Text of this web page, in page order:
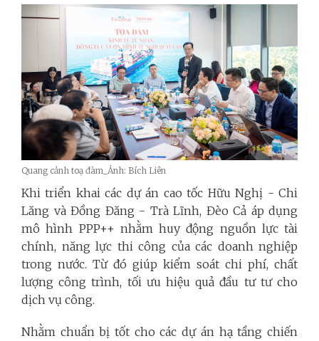
Quang cảnh toạ đàm_Ảnh: Bích Liên
Khi triển khai các dự án cao tốc Hữu Nghị - Chi
Lăng và Đồng Đăng - Trà Lĩnh, Đèo Cả áp dụng
mô hình PPP++ nhằm huy động nguồn lực tài
chính, năng lực thi công của các doanh nghiệp
trong nước. Từ đó giúp kiểm soát chi phí, chất
lượng công trình, tối ưu hiệu quả đầu tư tư cho
dịch vụ công.
Nhằm chuẩn bị tốt cho các dự án hạ tầng chiến